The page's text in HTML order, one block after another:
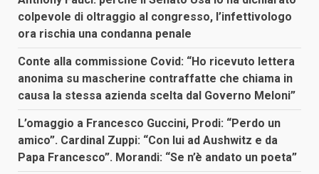
colpevole di oltraggio al congresso, l’infettivologo
ora rischia una condanna penale
Conte alla commissione Covid: “Ho ricevuto lettera
anonima su mascherine contraffatte che chiama in
causa la stessa azienda scelta dal Governo Meloni”
L’omaggio a Francesco Guccini, Prodi: “Perdo un
amico”. Cardinal Zuppi: “Con lui ad Aushwitz e da
Papa Francesco”. Morandi: “Se n’è andato un poeta”